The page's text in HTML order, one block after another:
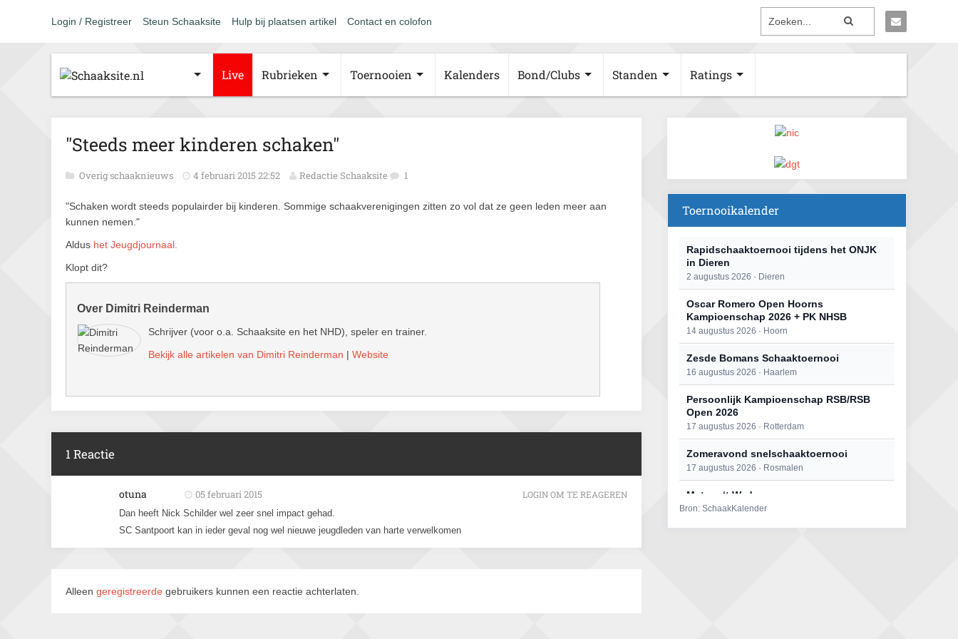
Login / Registreer Steun Schaaksite Hulp bij plaatsen artikel Contact en colofon
Live Rubrieken Toernooien Kalenders Bond/Clubs Standen Ratings
"Steeds meer kinderen schaken"
Overig schaaknieuws 4 februari 2015 22:52 Redactie Schaaksite 1
"Schaken wordt steeds populairder bij kinderen. Sommige schaakverenigingen zitten zo vol dat ze geen leden meer aan
kunnen nemen."
Aldus het Jeugdjournaal.
Klopt dit?
Over Dimitri Reinderman
Schrijver (voor o.a. Schaaksite en het NHD), speler en trainer.
Bekijk alle artikelen van Dimitri Reinderman | Website
1 Reactie
otuna 05 februari 2015
Dan heeft Nick Schilder wel zeer snel impact gehad.
SC Santpoort kan in ieder geval nog wel nieuwe jeugdleden van harte verwelkomen
LOGIN OM TE REAGEREN
Alleen geregistreerde gebruikers kunnen een reactie achterlaten.
Toernooikalender
Rapidschaaktoernooi tijdens het ONJK
in Dieren
2 augustus 2026 · Dieren
Oscar Romero Open Hoorns
Kampioenschap 2026 + PK NHSB
14 augustus 2026 · Hoorn
Zesde Bomans Schaaktoernooi
16 augustus 2026 · Haarlem
Persoonlijk Kampioenschap RSB/RSB
Open 2026
17 augustus 2026 · Rotterdam
Zomeravond snelschaaktoernooi
17 augustus 2026 · Rosmalen
Mat op ‘t Wad
22 augustus 2026 · Den Burg, Texel
Bron: SchaakKalender